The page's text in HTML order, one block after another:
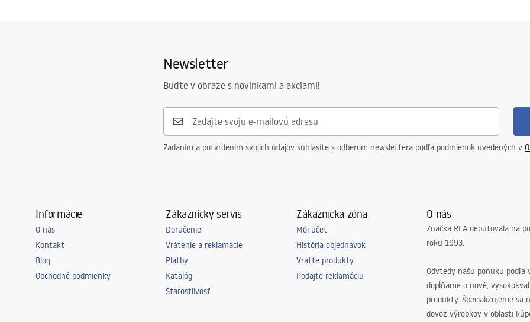
Newsletter
Buďte v obraze s novinkami a akciami!
Zadaním a potvrdením svojich údajov súhlasíte s odberom newslettera podľa podmienok uvedených v
Informácie
O nás
Kontakt
Blog
Obchodné podmienky
Zákaznícky servis
Doručenie
Vrátenie a reklamácie
Platby
Katalóg
Starostlivosť
Zákaznícka zóna
Môj účet
História objednávok
Vráťte produkty
Podajte reklamáciu
O nás
Značka REA debutovala na
roku 1993.
Odvtedy našu ponuku podľa
dopĺňame o nové,
produkty. Špecializujeme sa
dovoz výrobkov v oblasti